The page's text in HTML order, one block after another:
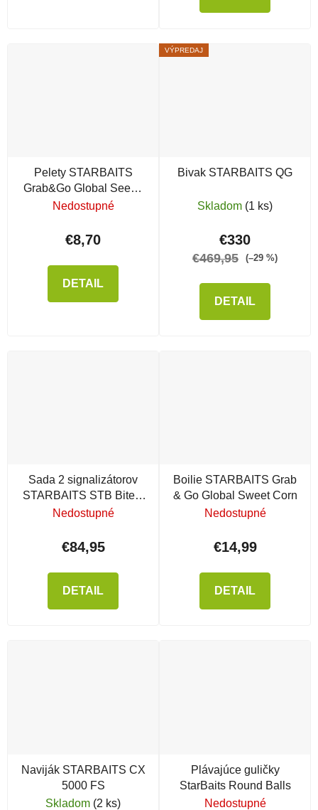
Pelety STARBAITS
Grab&Go Global Seedy
Mix, 2,5 kg
Nedostupné
€8,70
DETAIL
VÝPREDAJ
Bivak STARBAITS QG
Skladom (1 ks)
€330
€469,95 (–29 %)
DETAIL
Sada 2 signalizátorov
STARBAITS STB Bite s
príposluchom
Nedostupné
€84,95
DETAIL
Boilie STARBAITS Grab
& Go Global Sweet Corn
Nedostupné
€14,99
DETAIL
Naviják STARBAITS CX
5000 FS
Skladom (2 ks)
Plávajúce guličky
StarBaits Round Balls
Nedostupné